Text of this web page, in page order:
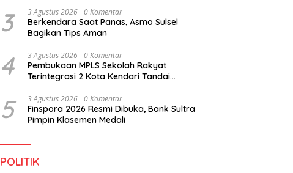
Sultra Terus Maju, Namun
Infrastruktur Pariwisata dan
Perikanan Masih Jadi
Tantangan
Bank Sultra Pimpin Klasemen
Medali
3 3 Agustus 2026 0 Komentar
Berkendara Saat Panas, Asmo Sulsel
Bagikan Tips Aman
4 3 Agustus 2026 0 Komentar
Pembukaan MPLS Sekolah Rakyat
Terintegrasi 2 Kota Kendari Tandai
5 3 Agustus 2026 0 Komentar
Finspora 2026 Resmi Dibuka, Bank Sultra
Pimpin Klasemen Medali
POLITIK